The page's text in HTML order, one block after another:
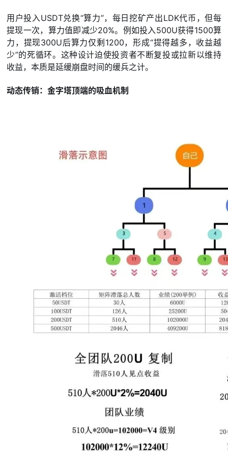
用户投入USDT兑换“算力”，每日挖矿产出LDK代币，但每
提现一次，算力值即减少20%。例如投入500U获得1500算
力，提现300U后算力仅剩1200，形成“提得越多，收益越
少”的死循环。这种设计迫使投资者不断复投或拉新以维持
收益，本质是延缓崩盘时间的缓兵之计。
动态传销：金字塔顶端的吸血机制